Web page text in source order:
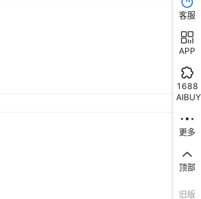
客服
APP
1688
AIBUY
更多
顶部
旧版